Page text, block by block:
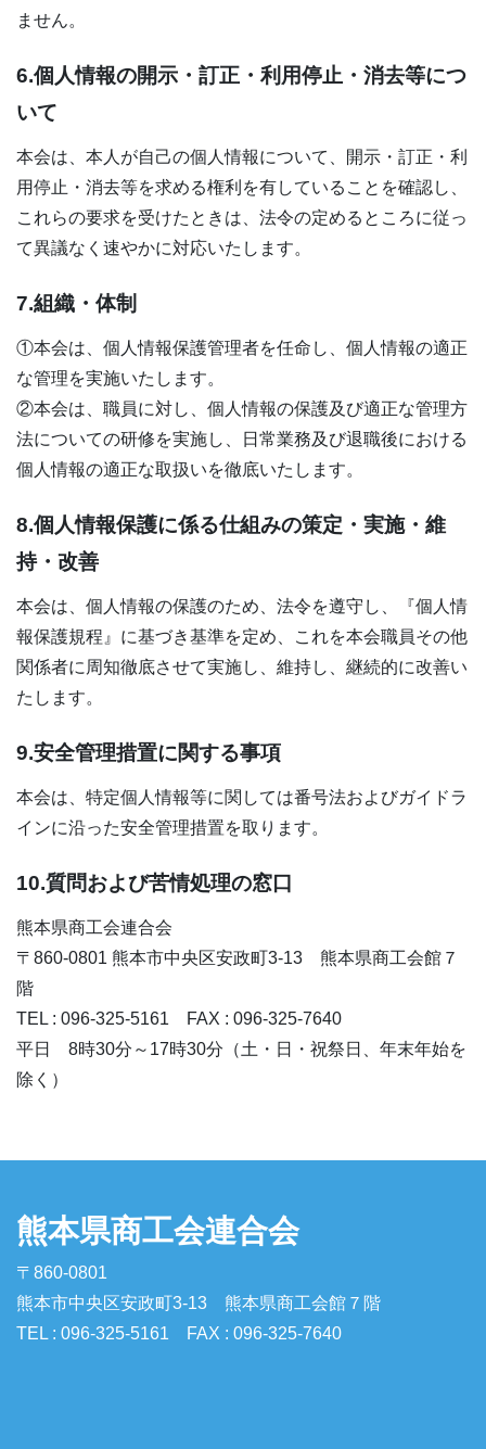
ません。
6.個人情報の開示・訂正・利用停止・消去等につ
いて
本会は、本人が自己の個人情報について、開示・訂正・利
用停止・消去等を求める権利を有していることを確認し、
これらの要求を受けたときは、法令の定めるところに従っ
て異議なく速やかに対応いたします。
7.組織・体制
①本会は、個人情報保護管理者を任命し、個人情報の適正
な管理を実施いたします。
②本会は、職員に対し、個人情報の保護及び適正な管理方
法についての研修を実施し、日常業務及び退職後における
個人情報の適正な取扱いを徹底いたします。
8.個人情報保護に係る仕組みの策定・実施・維
持・改善
本会は、個人情報の保護のため、法令を遵守し、『個人情
報保護規程』に基づき基準を定め、これを本会職員その他
関係者に周知徹底させて実施し、維持し、継続的に改善い
たします。
9.安全管理措置に関する事項
本会は、特定個人情報等に関しては番号法およびガイドラ
インに沿った安全管理措置を取ります。
10.質問および苦情処理の窓口
熊本県商工会連合会
〒860-0801 熊本市中央区安政町3-13 熊本県商工会館７
階
TEL : 096-325-5161 FAX : 096-325-7640
平日 8時30分～17時30分（土・日・祝祭日、年末年始を
除く）
熊本県商工会連合会
〒860-0801
熊本市中央区安政町3-13 熊本県商工会館７階
TEL : 096-325-5161 FAX : 096-325-7640